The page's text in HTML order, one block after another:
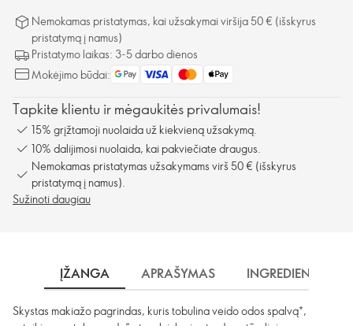
Nemokamas pristatymas, kai užsakymai viršija 50 € (išskyrus
pristatymą į namus)
Pristatymo laikas: 3-5 darbo dienos
Mokėjimo būdai:
Tapkite klientu ir mėgaukitės privalumais!
15% grįžtamoji nuolaida už kiekvieną užsakymą.
10% dalijimosi nuolaida, kai pakviečiate draugus.
Nemokamas pristatymas užsakymams virš 50 € (išskyrus
pristatymą į namus).
Sužinoti daugiau
ĮŽANGA APRAŠYMAS INGREDIENTAI
Skystas makiažo pagrindas, kuris tobulina veido odos spalvą*,